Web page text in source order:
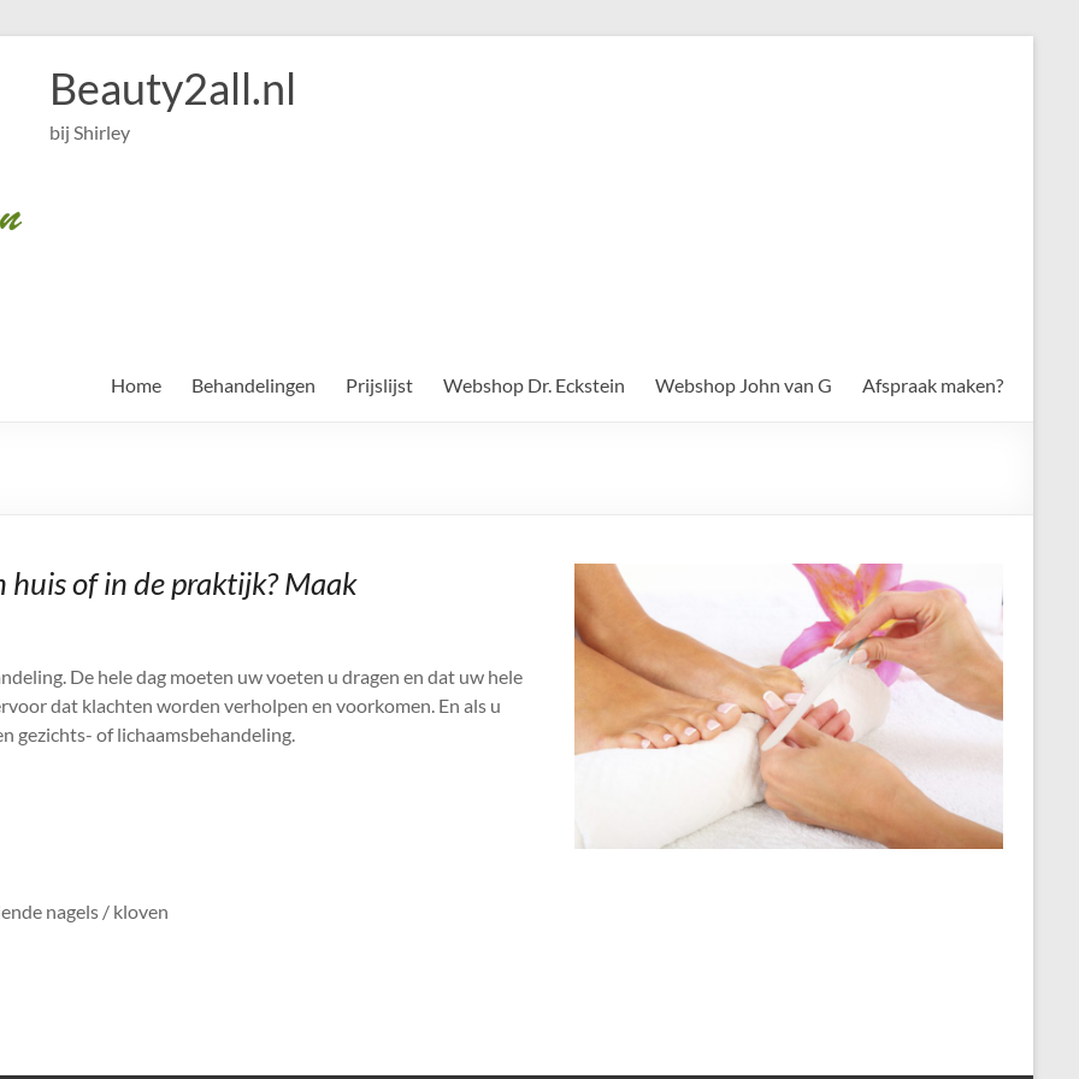
Beauty2all.nl
bij Shirley
Home Behandelingen Prijslijst Webshop Dr. Eckstein Webshop John van G Afspraak maken?
of in de praktijk? Maak
De hele dag moeten uw voeten u dragen en dat uw hele
dat klachten worden verholpen en voorkomen. En als u
gezichts- of lichaamsbehandeling.
nagels / kloven